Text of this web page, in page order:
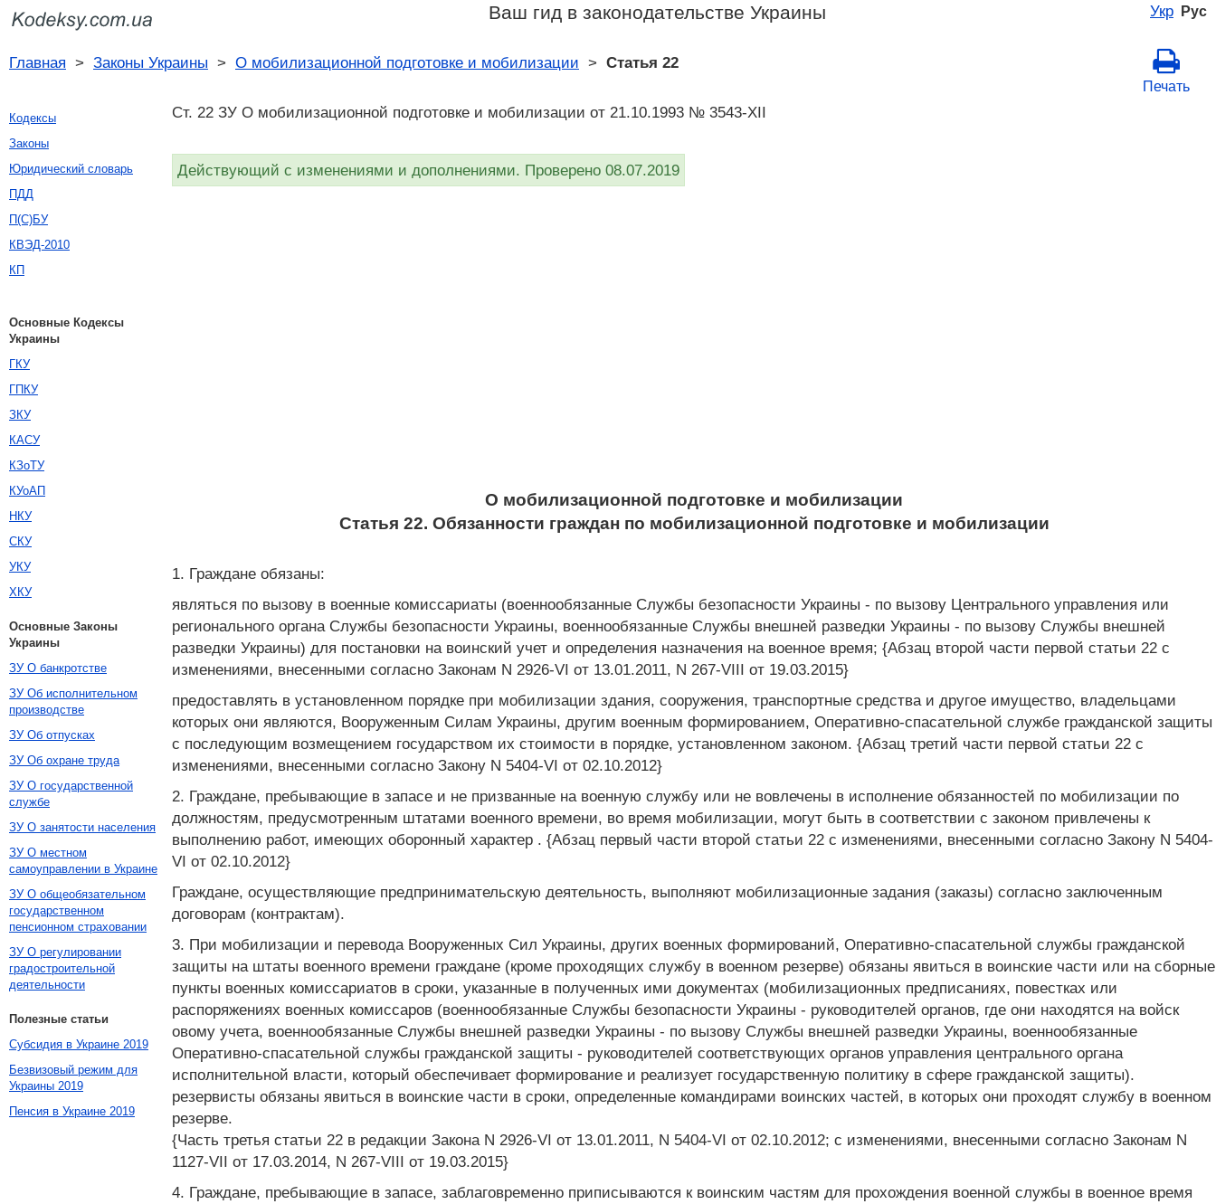
Укр Рус
Ваш гид в законодательстве Украины
Главная > Законы Украины > О мобилизационной подготовке и мобилизации > Статья 22
Печать
Ст. 22 ЗУ О мобилизационной подготовке и мобилизации от 21.10.1993 № 3543-XII
Действующий с изменениями и дополнениями. Проверено 08.07.2019
О мобилизационной подготовке и мобилизации
Статья 22. Обязанности граждан по мобилизационной подготовке и мобилизации
1. Граждане обязаны:
являться по вызову в военные комиссариаты (военнообязанные Службы безопасности Украины - по вызову Центрального управления или
регионального органа Службы безопасности Украины, военнообязанные Службы внешней разведки Украины - по вызову Службы внешней
разведки Украины) для постановки на воинский учет и определения назначения на военное время; {Абзац второй части первой статьи 22 с
изменениями, внесенными согласно Законам N 2926-VI от 13.01.2011, N 267-VIII от 19.03.2015}
предоставлять в установленном порядке при мобилизации здания, сооружения, транспортные средства и другое имущество, владельцами
которых они являются, Вооруженным Силам Украины, другим военным формированием, Оперативно-спасательной службе гражданской защиты
с последующим возмещением государством их стоимости в порядке, установленном законом. {Абзац третий части первой статьи 22 с
изменениями, внесенными согласно Закону N 5404-VI от 02.10.2012}
2. Граждане, пребывающие в запасе и не призванные на военную службу или не вовлечены в исполнение обязанностей по мобилизации по
должностям, предусмотренным штатами военного времени, во время мобилизации, могут быть в соответствии с законом привлечены к
выполнению работ, имеющих оборонный характер . {Абзац первый части второй статьи 22 с изменениями, внесенными согласно Закону N 5404-
VI от 02.10.2012}
Граждане, осуществляющие предпринимательскую деятельность, выполняют мобилизационные задания (заказы) согласно заключенным
договорам (контрактам).
3. При мобилизации и перевода Вооруженных Сил Украины, других военных формирований, Оперативно-спасательной службы гражданской
защиты на штаты военного времени граждане (кроме проходящих службу в военном резерве) обязаны явиться в воинские части или на сборные
пункты военных комиссариатов в сроки, указанные в полученных ими документах (мобилизационных предписаниях, повестках или
распоряжениях военных комиссаров (военнообязанные Службы безопасности Украины - руководителей органов, где они находятся на войск
овому учета, военнообязанные Службы внешней разведки Украины - по вызову Службы внешней разведки Украины, военнообязанные
Оперативно-спасательной службы гражданской защиты - руководителей соответствующих органов управления центрального органа
исполнительной власти, который обеспечивает формирование и реализует государственную политику в сфере гражданской защиты).
резервисты обязаны явиться в воинские части в сроки, определенные командирами воинских частей, в которых они проходят службу в военном
резерве.
{Часть третья статьи 22 в редакции Закона N 2926-VI от 13.01.2011, N 5404-VI от 02.10.2012; с изменениями, внесенными согласно Законам N
1127-VII от 17.03.2014, N 267-VIII от 19.03.2015}
4. Граждане, пребывающие в запасе, заблаговременно приписываются к воинским частям для прохождения военной службы в военное время
Кодексы
Законы
Юридический словарь
ПДД
П(С)БУ
КВЭД-2010
КП
Основные Кодексы
Украины
ГКУ
ГПКУ
ЗКУ
КАСУ
КЗоТУ
КУоАП
НКУ
СКУ
УКУ
ХКУ
Основные Законы
Украины
ЗУ О банкротстве
ЗУ Об исполнительном
производстве
ЗУ Об отпусках
ЗУ Об охране труда
ЗУ О государственной
службе
ЗУ О занятости населения
ЗУ О местном
самоуправлении в Украине
ЗУ О общеобязательном
государственном
пенсионном страховании
ЗУ О регулировании
градостроительной
деятельности
Полезные статьи
Субсидия в Украине 2019
Безвизовый режим для
Украины 2019
Пенсия в Украине 2019